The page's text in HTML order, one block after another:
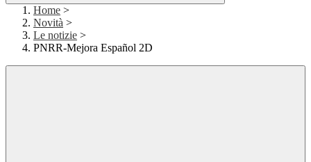
Home >
Novità >
Le notizie >
PNRR-Mejora Español 2D